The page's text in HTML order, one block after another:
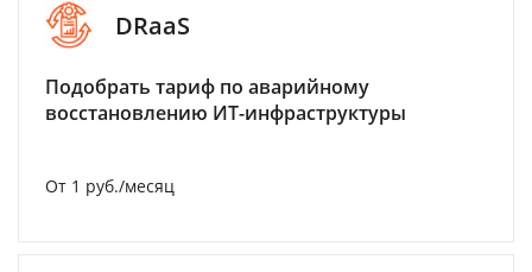
DRaaS
Подобрать тариф по аварийному
восстановлению ИТ-инфраструктуры
От 1 руб./месяц